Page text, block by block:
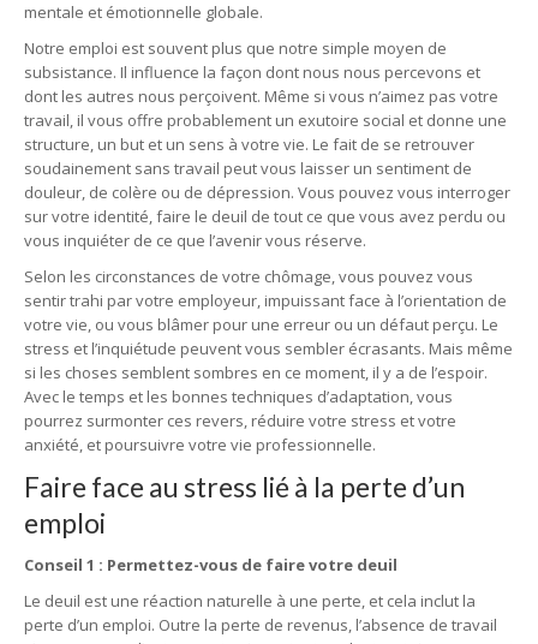
mentale et émotionnelle globale.
Notre emploi est souvent plus que notre simple moyen de
subsistance. Il influence la façon dont nous nous percevons et
dont les autres nous perçoivent. Même si vous n’aimez pas votre
travail, il vous offre probablement un exutoire social et donne une
structure, un but et un sens à votre vie. Le fait de se retrouver
soudainement sans travail peut vous laisser un sentiment de
douleur, de colère ou de dépression. Vous pouvez vous interroger
sur votre identité, faire le deuil de tout ce que vous avez perdu ou
vous inquiéter de ce que l’avenir vous réserve.
Selon les circonstances de votre chômage, vous pouvez vous
sentir trahi par votre employeur, impuissant face à l’orientation de
votre vie, ou vous blâmer pour une erreur ou un défaut perçu. Le
stress et l’inquiétude peuvent vous sembler écrasants. Mais même
si les choses semblent sombres en ce moment, il y a de l’espoir.
Avec le temps et les bonnes techniques d’adaptation, vous
pourrez surmonter ces revers, réduire votre stress et votre
anxiété, et poursuivre votre vie professionnelle.
Faire face au stress lié à la perte d’un
emploi
Conseil 1 : Permettez-vous de faire votre deuil
Le deuil est une réaction naturelle à une perte, et cela inclut la
perte d’un emploi. Outre la perte de revenus, l’absence de travail